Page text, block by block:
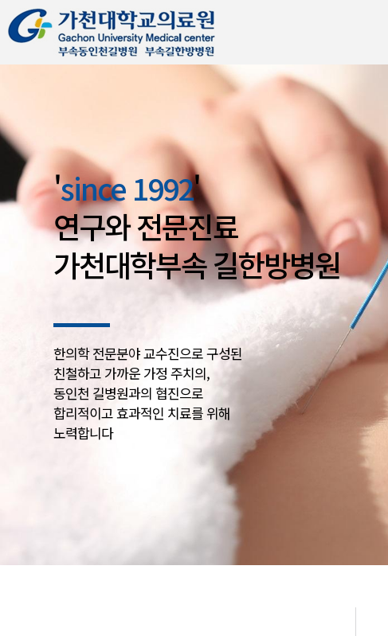
'since 1992'
연구와 전문진료
가천대학부속 길한방병원
한의학 전문분야 교수진으로 구성된
친철하고 가까운 가정 주치의,
동인천 길병원과의 협진으로
합리적이고 효과적인 치료를 위해
노력합니다